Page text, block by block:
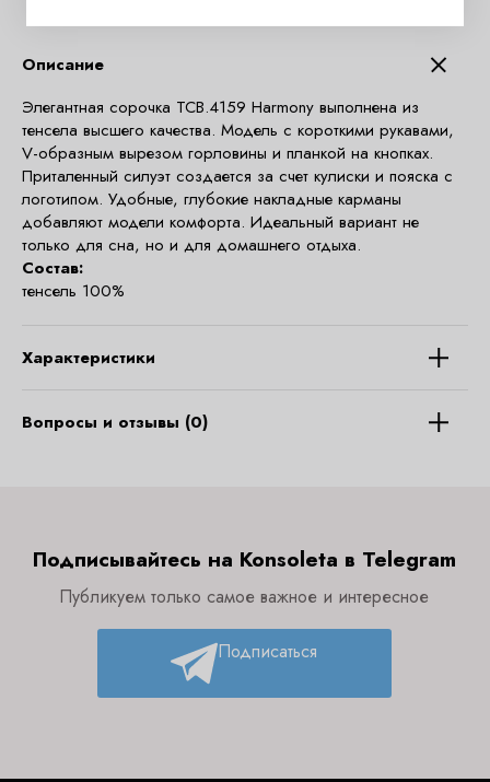
Описание
Элегантная сорочка TCB.4159 Harmony выполнена из
тенсела высшего качества. Модель с короткими рукавами,
V-образным вырезом горловины и планкой на кнопках.
Приталенный силуэт создается за счет кулиски и пояска с
логотипом. Удобные, глубокие накладные карманы
добавляют модели комфорта. Идеальный вариант не
только для сна, но и для домашнего отдыха.
Состав:
тенсель 100%
Характеристики
Вопросы и отзывы (0)
Подписывайтесь на Konsoleta в Telegram
Публикуем только самое важное и интересное
Подписаться